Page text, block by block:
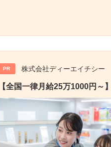
PR 株式会社ディーエイチシー
【全国一律月給25万1000円